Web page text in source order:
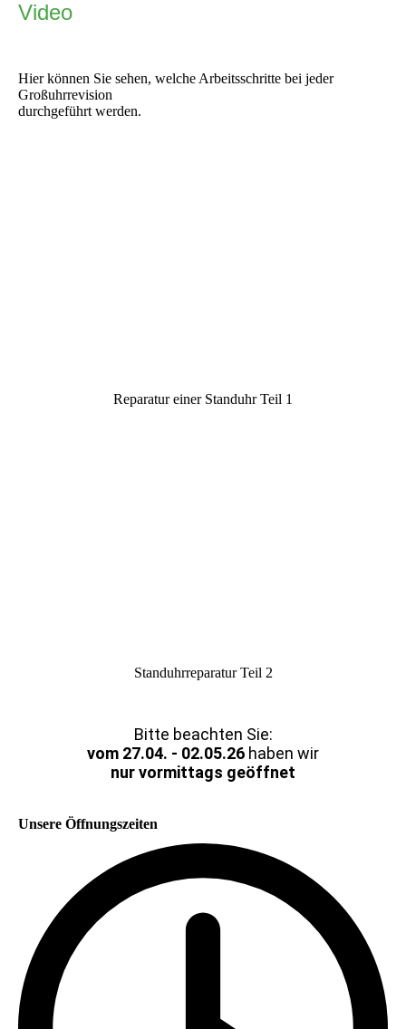
Video
Hier können Sie sehen, welche Arbeitsschritte bei jeder
Großuhrrevision
durchgeführt werden.
Reparatur einer Standuhr Teil 1
Standuhrreparatur Teil 2
Bitte beachten Sie:
vom 27.04. - 02.05.26 haben wir
nur vormittags geöffnet
Unsere Öffnungszeiten